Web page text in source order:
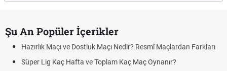
Şu An Popüler İçerikler
Hazırlık Maçı ve Dostluk Maçı Nedir? Resmî Maçlardan Farkları
Süper Lig Kaç Hafta ve Toplam Kaç Maç Oynanır?